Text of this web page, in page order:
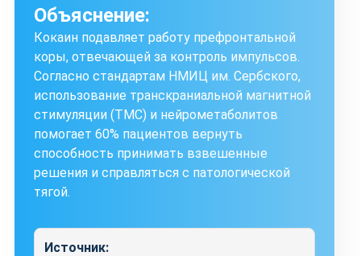
Объяснение:
Кокаин подавляет работу префронтальной
коры, отвечающей за контроль импульсов.
Согласно стандартам НМИЦ им. Сербского,
использование транскраниальной магнитной
стимуляции (ТМС) и нейрометаболитов
помогает 60% пациентов вернуть
способность принимать взвешенные
решения и справляться с патологической
тягой.
Источник: